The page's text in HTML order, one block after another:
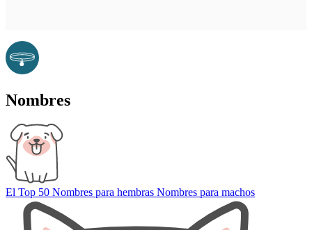
Nombres
El Top 50 Nombres para hembras Nombres para machos